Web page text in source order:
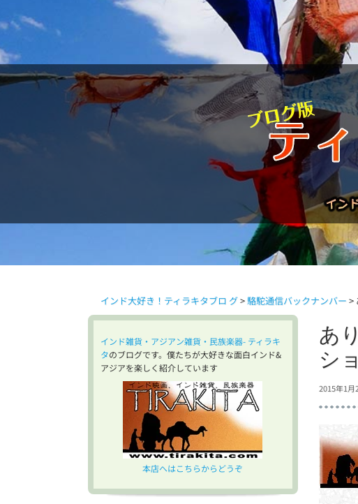
インド大好き！ティラキタブロ グ>駱駝通信バックナンバー >
あ
シ
2015年1月
インド雑貨・アジアン雑貨・民族楽器- ティラキ
タのブログです。僕たちが大好きな面白インド&
アジアを楽しく紹介しています
本店へはこちらからどうぞ